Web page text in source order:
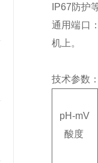
IP67防护
通用端口
机上。
技术参数
pH-mV
酸度